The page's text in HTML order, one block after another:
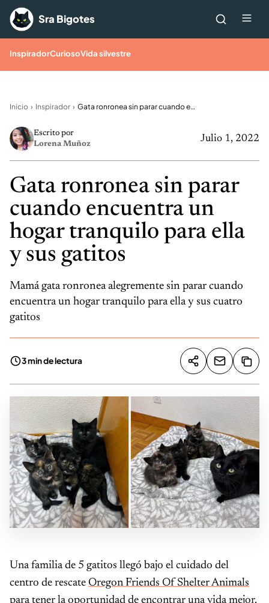
Saltar al contenido
Sra Bigotes
InspiradorCuriosoVida silvestre
Inicio Inspirador Gata ronronea sin parar cuando encuentra un hogar tranquilo para ella y sus gatitos
Julio 1, 2022
Escrito por
Lorena Muñoz
Gata ronronea sin parar
cuando encuentra un
hogar tranquilo para ella
y sus gatitos
Mamá gata ronronea alegremente sin parar cuando
encuentra un hogar tranquilo para ella y sus cuatro
gatitos
3 min de lectura Compartir
Una familia de 5 gatitos llegó bajo el cuidado del
centro de rescate Oregon Friends Of Shelter Animals
para tener la oportunidad de encontrar una vida mejor.